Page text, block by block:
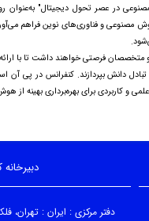
در عصر تحول دیجیتال" به‌عنوان
مصنوعی و فناوری‌های نوین فراهم
فرصتی خواهند داشت تا با ارائه
دانش بپردازند. کنفرانس در پی
و کاربردی برای بهره‌برداری بهینه از
دفتر مرکزی : ایران : تهران،